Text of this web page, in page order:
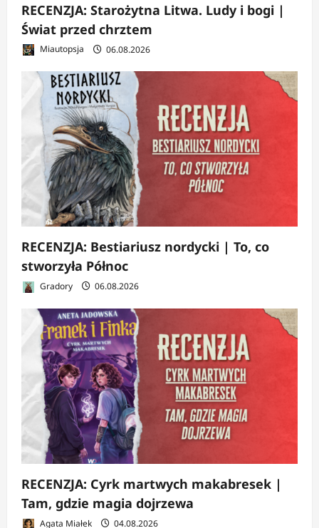
RECENZJA: Starożytna Litwa. Ludy i bogi |
Świat przed chrztem
Miautopsja 06.08.2026
RECENZJA: Bestiariusz nordycki | To, co
stworzyła Północ
Gradory 06.08.2026
RECENZJA: Cyrk martwych makabresek |
Tam, gdzie magia dojrzewa
Agata Miałek 04.08.2026